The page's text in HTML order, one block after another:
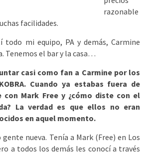
razonable
facilidades.
todo mi equipo, PA y demás, Carmine
Tenemos el bar y la casa…
casi como fan a Carmine por los
Cuando ya estabas fuera de
con Mark Free y ¿cómo diste con el
La verdad es que ellos no eran
en aquel momento.
nueva. Tenía a Mark (Free) en Los
a todos los demás les conocí a través